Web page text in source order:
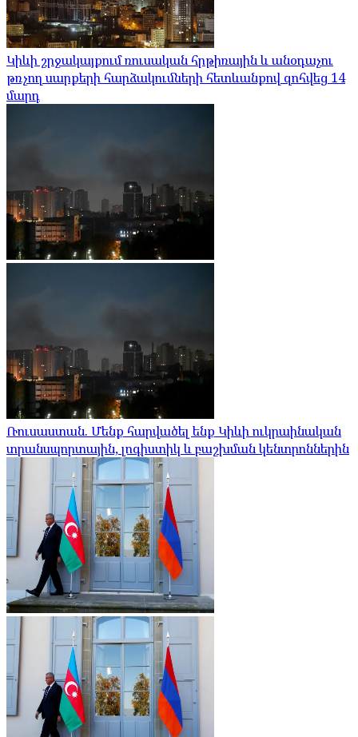
Կիևի շրջակայքում ռուսական հրթիռային և անօդաչու
թռչող սարքերի հարձակումների հետևանքով զոհվեց 14
մարդ
Ռուսաստան. Մենք հարվածել ենք Կիևի ուկրաինական
տրանսպորտային, լոգիստիկ և բաշխման կենտրոններին